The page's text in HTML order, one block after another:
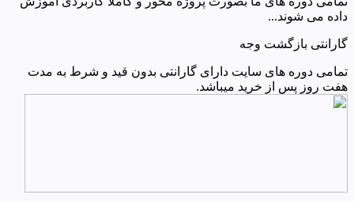
داده می شوند...
گارانتی بازگشت وجه
تمامی دوره های سایت دارای گارانتی بدون قید و شرط به مدت
هفت روز پس از خرید میباشد.